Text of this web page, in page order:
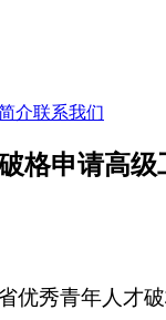
介联系我们
格申请高
优秀青年人才